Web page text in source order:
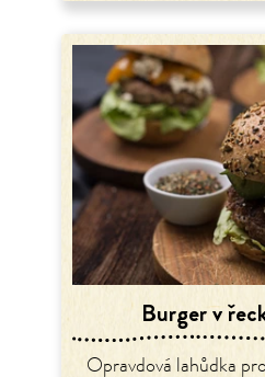
Burger v
Opravdová lahůdka